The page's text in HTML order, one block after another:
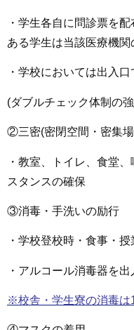
・学生各自に問診票を
ある学生は当該医療機
・学校においては出入
(ダブルチェック体制の
②三密(密閉空間・密集
・教室、トイレ、食堂
スタンスの確保
③消毒・手洗いの励行
・学校登校時・食事・
・アルコール消毒器を
※校舎・学生寮の消毒は